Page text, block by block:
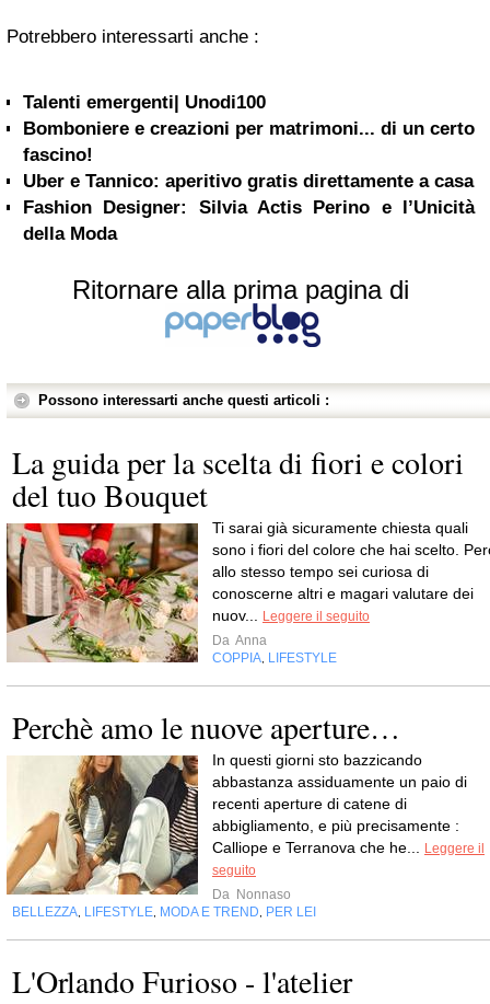
Potrebbero interessarti anche :
Talenti emergenti| Unodi100
Bomboniere e creazioni per matrimoni... di un certo
fascino!
Uber e Tannico: aperitivo gratis direttamente a casa
Fashion Designer: Silvia Actis Perino e l’Unicità
della Moda
Ritornare alla prima pagina di
Possono interessarti anche questi articoli :
La guida per la scelta di fiori e colori
del tuo Bouquet
Ti sarai già sicuramente chiesta quali
sono i fiori del colore che hai scelto.
allo stesso tempo sei curiosa di
conoscerne altri e magari valutare dei
nuov... Leggere il seguito
Da Anna
COPPIA, LIFESTYLE
Perchè amo le nuove aperture…
In questi giorni sto bazzicando
abbastanza assiduamente un paio di
recenti aperture di catene di
abbigliamento, e più precisamente :
Calliope e Terranova che he... Leggere il
seguito
Da Nonnaso
BELLEZZA, LIFESTYLE, MODA E TREND, PER LEI
L'Orlando Furioso - l'atelier